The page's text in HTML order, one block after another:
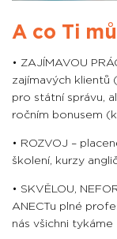
A co Ti
• ZAJÍMAVOU
zajímavých klientů
pro státní správu,
ročním bonusem
• ROZVOJ –
školení, kurzy
• SKVĚLOU,
ANECTu plné
nás všichni tykáme